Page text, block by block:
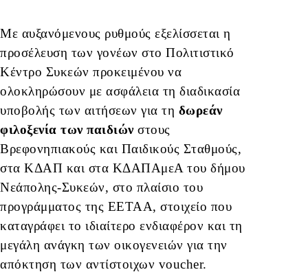
Με αυξανόμενους ρυθμούς εξελίσσεται η
προσέλευση των γονέων στο Πολιτιστικό
Κέντρο Συκεών προκειμένου να
ολοκληρώσουν με ασφάλεια τη διαδικασία
υποβολής των αιτήσεων για τη δωρεάν
φιλοξενία των παιδιώνστους
Βρεφονηπιακούς και Παιδικούς Σταθμούς,
στα ΚΔΑΠ και στα ΚΔΑΠΑμεΑ του δήμου
Νεάπολης-Συκεών, στο πλαίσιο του
προγράμματος της ΕΕΤΑΑ, στοιχείο που
καταγράφει το ιδιαίτερο ενδιαφέρον και τη
μεγάλη ανάγκη των οικογενειών για την
απόκτηση των αντίστοιχων voucher.